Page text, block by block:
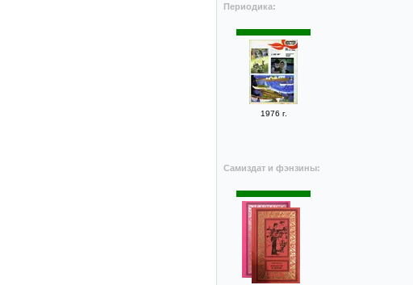
Периодика:
1976 г.
Самиздат и фэнзины: